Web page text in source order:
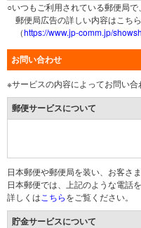
○いつもご利用されている郵便局
郵便局広告の詳しい内容はこち
（https://www.jp-comm.jp/
お問い合わせ
※サービスの内容によってお問い合
郵便サービスについて
日本郵便や郵便局を装い、お客さ
日本郵便では、上記のような電話
詳しくは こちらをご覧ください。
貯金サービスについて